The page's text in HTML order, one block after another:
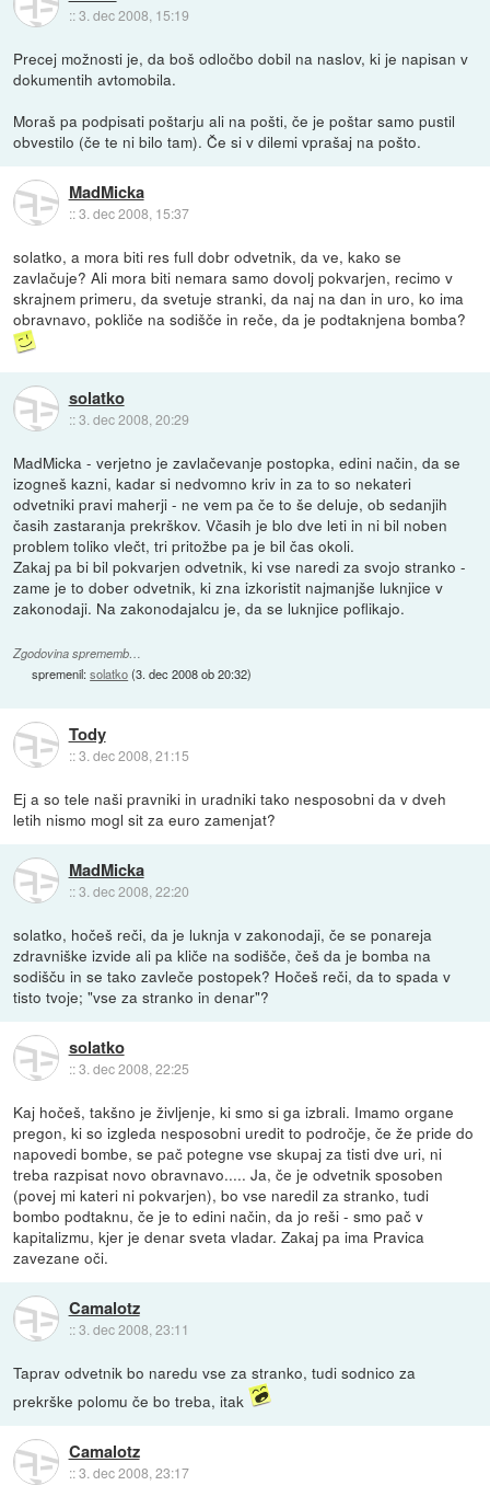
::3. dec 2008, 15:19
Precej možnosti je, da boš odločbo dobil na naslov, ki je napisan v
dokumentih avtomobila.
Moraš pa podpisati poštarju ali na pošti, če je poštar samo pustil
obvestilo (če te ni bilo tam). Če si v dilemi vprašaj na pošto.
MadMicka
::3. dec 2008, 15:37
solatko, a mora biti res full dobr odvetnik, da ve, kako se
zavlačuje? Ali mora biti nemara samo dovolj pokvarjen, recimo v
skrajnem primeru, da svetuje stranki, da naj na dan in uro, ko ima
obravnavo, pokliče na sodišče in reče, da je podtaknjena bomba?
solatko
::3. dec 2008, 20:29
MadMicka - verjetno je zavlačevanje postopka, edini način, da se
izogneš kazni, kadar si nedvomno kriv in za to so nekateri
odvetniki pravi maherji - ne vem pa če to še deluje, ob sedanjih
časih zastaranja prekrškov. Včasih je blo dve leti in ni bil noben
problem toliko vlečt, tri pritožbe pa je bil čas okoli.
Zakaj pa bi bil pokvarjen odvetnik, ki vse naredi za svojo stranko -
zame je to dober odvetnik, ki zna izkoristit najmanjše luknjice v
zakonodaji. Na zakonodajalcu je, da se luknjice poflikajo.
Zgodovina sprememb…
spremenil:solatko(3. dec 2008 ob 20:32)
Tody
::3. dec 2008, 21:15
Ej a so tele naši pravniki in uradniki tako nesposobni da v dveh
letih nismo mogl sit za euro zamenjat?
MadMicka
::3. dec 2008, 22:20
solatko, hočeš reči, da je luknja v zakonodaji, če se ponareja
zdravniške izvide ali pa kliče na sodišče, češ da je bomba na
sodišču in se tako zavleče postopek? Hočeš reči, da to spada v
tisto tvoje; "vse za stranko in denar"?
solatko
::3. dec 2008, 22:25
Kaj hočeš, takšno je življenje, ki smo si ga izbrali. Imamo organe
pregon, ki so izgleda nesposobni uredit to področje, če že pride do
napovedi bombe, se pač potegne vse skupaj za tisti dve uri, ni
treba razpisat novo obravnavo..... Ja, če je odvetnik sposoben
(povej mi kateri ni pokvarjen), bo vse naredil za stranko, tudi
bombo podtaknu, če je to edini način, da jo reši - smo pač v
kapitalizmu, kjer je denar sveta vladar. Zakaj pa ima Pravica
zavezane oči.
Camalotz
::3. dec 2008, 23:11
Taprav odvetnik bo naredu vse za stranko, tudi sodnico za
prekrške polomu če bo treba, itak
Camalotz
::3. dec 2008, 23:17